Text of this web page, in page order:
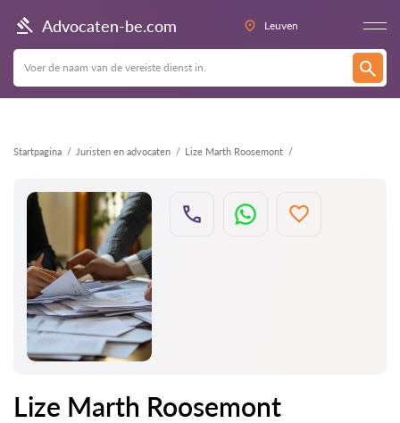
Advocaten-be.com Leuven
Startpagina Juristen en advocaten Lize Marth Roosemont
Terug
Lize Marth Roosemont